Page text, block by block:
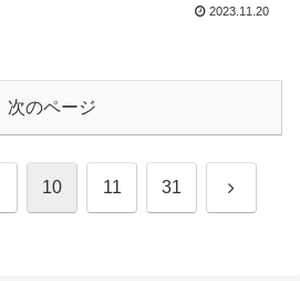
2023.11.20
次のページ
10 11 31 次